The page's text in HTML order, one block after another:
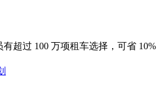
有超过 100 万项租车选择，可省 10%